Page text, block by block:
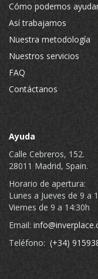
Cómo podemos
Así trabajamos
Nuestra metodología
Nuestros servicios
FAQ
Contáctanos
Ayuda
Calle Cebreros, 152.
28011 Madrid, Spain.
Horario de apertura:
Lunes a Jueves de 9 a
Viernes de 9 a 14:30h
Email:
Teléfono: (+34)